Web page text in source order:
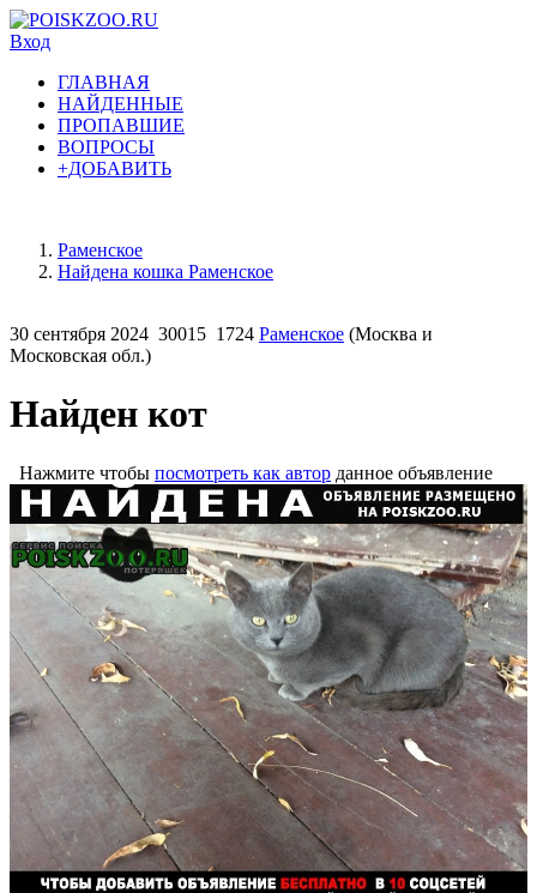
Вход
ГЛАВНАЯ
НАЙДЕННЫЕ
ПРОПАВШИЕ
ВОПРОСЫ
+ДОБАВИТЬ
Раменское
Найдена кошка Раменское
30 сентября 2024 30015 1724 Раменское (Москва и
Московская обл.)
Найден кот
Нажмите чтобы посмотреть как автор данное объявление